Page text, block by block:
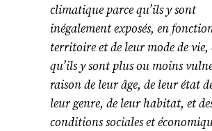
climatique parce qu’ils y sont
inégalement exposés, en
territoire et de leur mode de vie,
qu’ils y sont plus ou moins
raison de leur âge, de leur état
leur genre, de leur habitat, et
conditions sociales et